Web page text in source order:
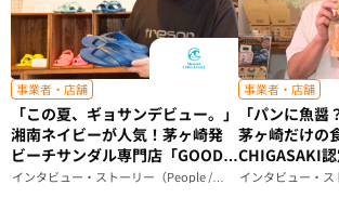
事業者・店舗
「この夏、ギョサンデビュー。」
湘南ネイビーが人気！茅ヶ崎発
ビーチサンダル専門店「GOOD
IS GOOD」が届ける、ビーサン
インタビュー・ストーリー（People /
Story）
事業者・店舗
「パンに魚醤
茅ヶ崎だけの
CHIGASAKI
和」食パン』
インタビュー・
Story）